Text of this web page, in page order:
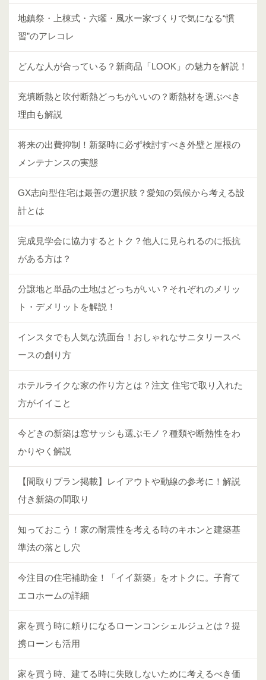
地鎮祭・上棟式・六曜・風水ー家づくりで気になる“慣
習”のアレコレ
どんな人が合っている？新商品「LOOK」の魅力を解説！
充填断熱と吹付断熱どっちがいいの？断熱材を選ぶべき
理由も解説
将来の出費抑制！新築時に必ず検討すべき外壁と屋根の
メンテナンスの実態
GX志向型住宅は最善の選択肢？愛知の気候から考える設
計とは
完成見学会に協力するとトク？他人に見られるのに抵抗
がある方は？
分譲地と単品の土地はどっちがいい？それぞれのメリッ
ト・デメリットを解説！
インスタでも人気な洗面台！おしゃれなサニタリースペ
ースの創り方
ホテルライクな家の作り方とは？注文 住宅で取り入れた
方がイイこと
今どきの新築は窓サッシも選ぶモノ？種類や断熱性をわ
かりやく解説
【間取りプラン掲載】レイアウトや動線の参考に！解説
付き新築の間取り
知っておこう！家の耐震性を考える時のキホンと建築基
準法の落とし穴
今注目の住宅補助金！「イイ新築」をオトクに。子育て
エコホームの詳細
家を買う時に頼りになるローンコンシェルジュとは？提
携ローンも活用
家を買う時、建てる時に失敗しないために考えるべき価